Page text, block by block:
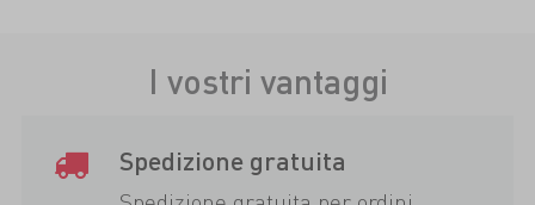
I vostri vantaggi
Spedizione gratuita